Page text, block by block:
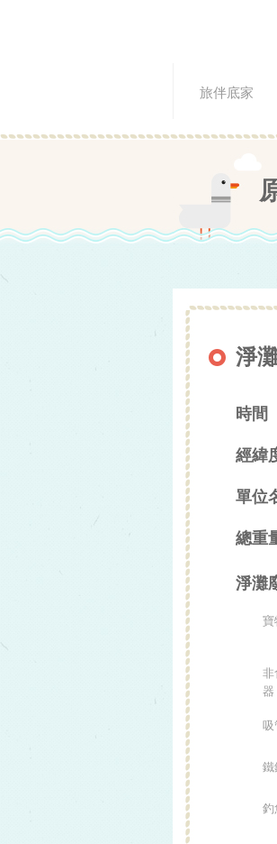
旅伴底家
淨
時間
經緯
單位
總重
淨灘
寶
非
器
吸
鐵
釣